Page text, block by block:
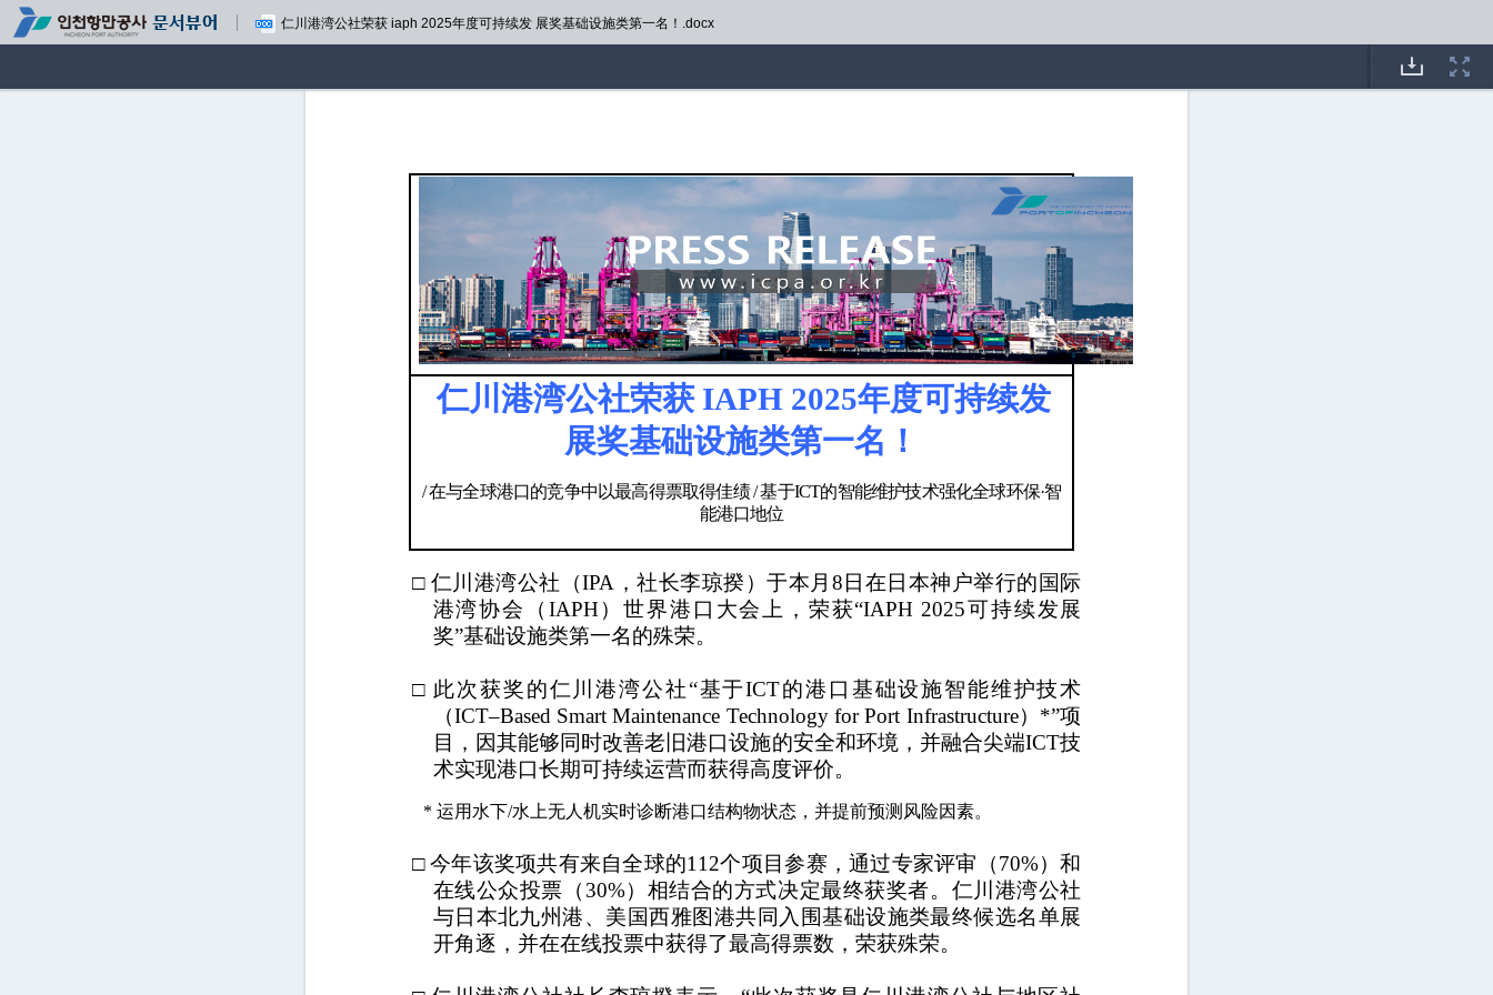
仁川港湾公社荣获 iaph 2025年度可持续发 展奖基础设施类第一名！.docx